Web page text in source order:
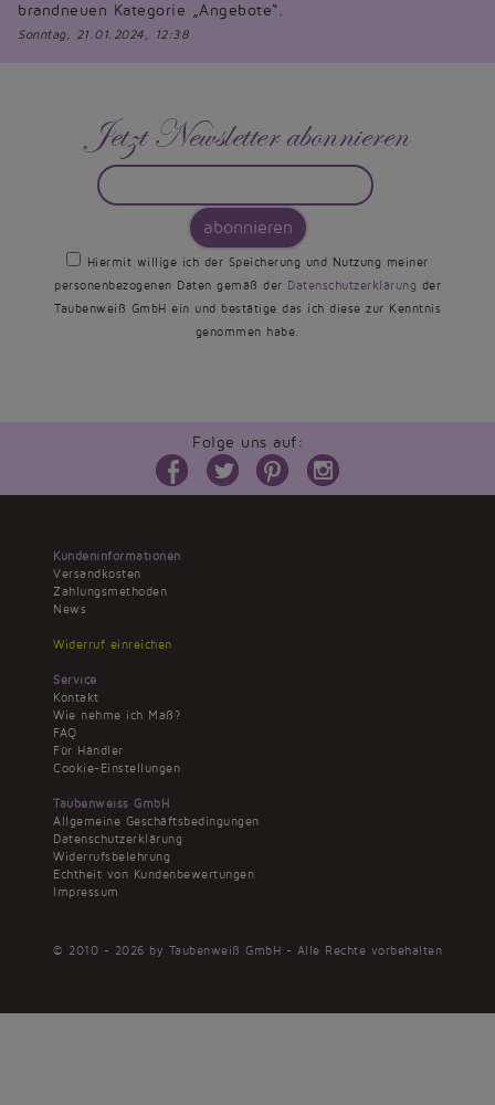
brandneuen Kategorie „Angebote“.
Sonntag, 21.01.2024, 12:38
Jetzt Newsletter abonnieren
abonnieren
Hiermit willige ich der Speicherung und Nutzung meiner
personenbezogenen Daten gemäß der Datenschutzerklärung der
Taubenweiß GmbH ein und bestätige das ich diese zur Kenntnis
genommen habe.
Folge uns auf:
Kundeninformationen
Versandkosten
Zahlungsmethoden
News
Widerruf einreichen
Service
Kontakt
Wie nehme ich Maß?
FAQ
Für Händler
Cookie-Einstellungen
Taubenweiss GmbH
Allgemeine Geschäftsbedingungen
Datenschutzerklärung
Widerrufsbelehrung
Echtheit von Kundenbewertungen
Impressum
© 2010 - 2026 by Taubenweiß GmbH - Alle Rechte vorbehalten